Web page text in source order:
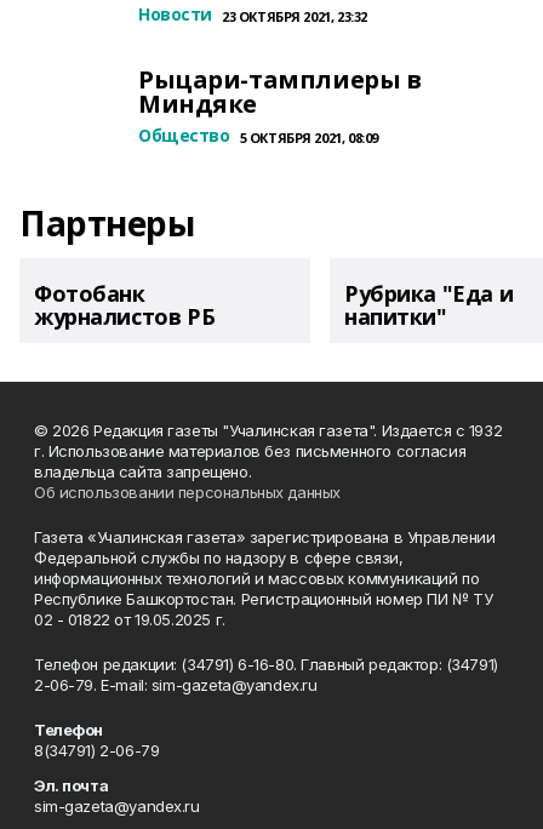
Новости 23 ОКТЯБРЯ 2021, 23:32
Рыцари-тамплиеры в
Миндяке
Общество 5 ОКТЯБРЯ 2021, 08:09
Партнеры
Фотобанк
журналистов РБ
Рубрика "Еда и
напитки"
© 2026 Редакция газеты "Учалинская газета". Издается с 1932
г. Использование материалов без письменного согласия
владельца сайта запрещено.
Об использовании персональных данных
Газета «Учалинская газета» зарегистрирована в Управлении
Федеральной службы по надзору в сфере связи,
информационных технологий и массовых коммуникаций по
Республике Башкортостан. Регистрационный номер ПИ № ТУ
02 - 01822 от 19.05.2025 г.
Телефон редакции: (34791) 6-16-80. Главный редактор: (34791)
2-06-79. Е-mаil: sim-gazeta@yandex.ru
Телефон
8(34791) 2-06-79
Эл. почта
sim-gazeta@yandex.ru